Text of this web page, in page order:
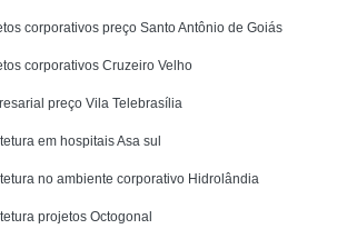
corporativos preço Santo Antônio de Goiás
corporativos Cruzeiro Velho
preço Vila Telebrasília
em hospitais Asa sul
no ambiente corporativo Hidrolândia
projetos Octogonal